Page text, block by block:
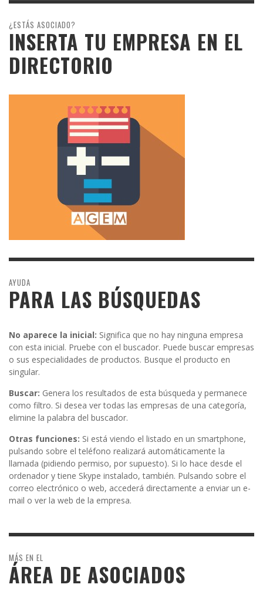
¿ESTÁS ASOCIADO?
INSERTA TU EMPRESA EN EL
DIRECTORIO
AYUDA
PARA LAS BÚSQUEDAS
No aparece la inicial: Significa que no hay ninguna empresa
con esta inicial. Pruebe con el buscador. Puede buscar empresas
o sus especialidades de productos. Busque el producto en
singular.
Buscar: Genera los resultados de esta búsqueda y permanece
como filtro. Si desea ver todas las empresas de una categoría,
elimine la palabra del buscador.
Otras funciones: Si está viendo el listado en un smartphone,
pulsando sobre el teléfono realizará automáticamente la
llamada (pidiendo permiso, por supuesto). Si lo hace desde el
ordenador y tiene Skype instalado, también. Pulsando sobre el
correo electrónico o web, accederá directamente a enviar un e-
mail o ver la web de la empresa.
MÁS EN EL
ÁREA DE ASOCIADOS